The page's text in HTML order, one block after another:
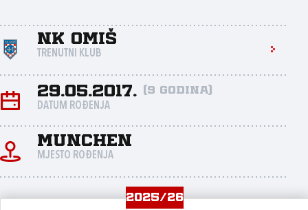
NK Omiš
TRENUTNI KLUB
29.05.2017. (9 godina)
DATUM ROĐENJA
Munchen
MJESTO ROĐENJA
2025/26